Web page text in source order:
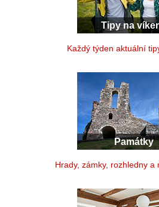
Tipy na
Každý týden aktuální
Památky
Hrady, zámky, rozhledny a